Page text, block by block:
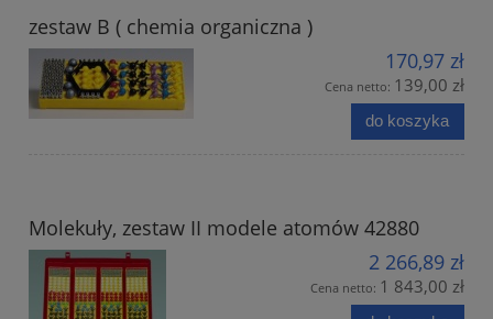
zestaw B ( chemia organiczna )
170,97 zł
Cena netto: 139,00 zł
do koszyka
Molekuły, zestaw II modele atomów 42880
2 266,89 zł
Cena netto: 1 843,00 zł